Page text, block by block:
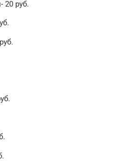
20 руб.